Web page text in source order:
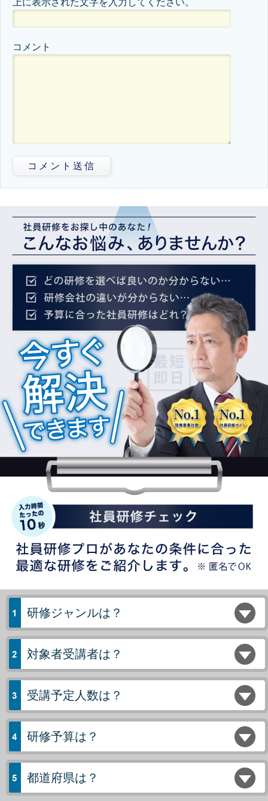
上に表示された文字を入力してください。
コメント
コメント送信
研修ジャンルは？
対象者受講者は？
受講予定人数は？
研修予算は？
都道府県は？